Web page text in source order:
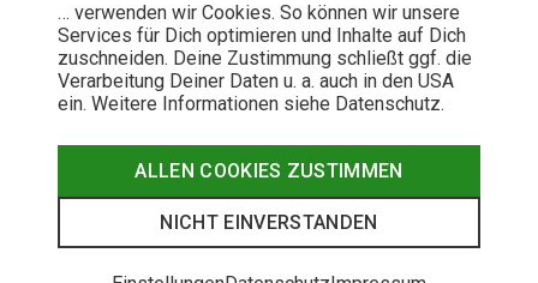
… verwenden wir Cookies. So können wir unsere
Services für Dich optimieren und Inhalte auf Dich
zuschneiden. Deine Zustimmung schließt ggf. die
Verarbeitung Deiner Daten u. a. auch in den USA
ein. Weitere Informationen siehe Datenschutz.
ALLEN COOKIES ZUSTIMMEN
NICHT EINVERSTANDEN
© 2026 Bergzeit GmbH © Bergsport, Outdoor & Trekking Shop